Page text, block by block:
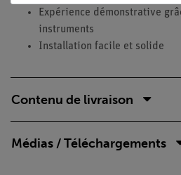
Expérience démonstrative
instruments
Installation facile et solide
Contenu de livraison
Médias / Téléchargements